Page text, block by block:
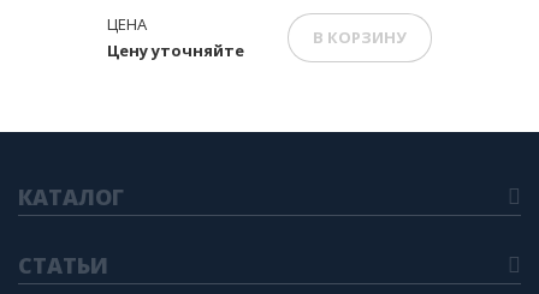
Цену уточняйте
ЦЕНА
В КОРЗИНУ
КАТАЛОГ
СТАТЬИ